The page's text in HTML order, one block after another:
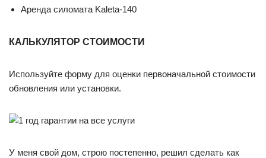
Аренда силомата Kaleta-140
КАЛЬКУЛЯТОР СТОИМОСТИ
Используйте форму для оценки первоначальной стоимости
обновления или установки.
У меня свой дом, строю постепенно, решил сделать как